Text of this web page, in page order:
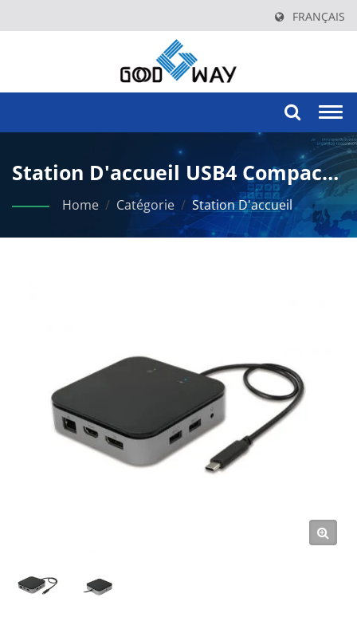
FRANÇAIS
Station D'accueil USB4 Compacte
De Niveau Entreprise Avec
Support Double Affichage 4K
Home / Catégorie / Station D'accueil